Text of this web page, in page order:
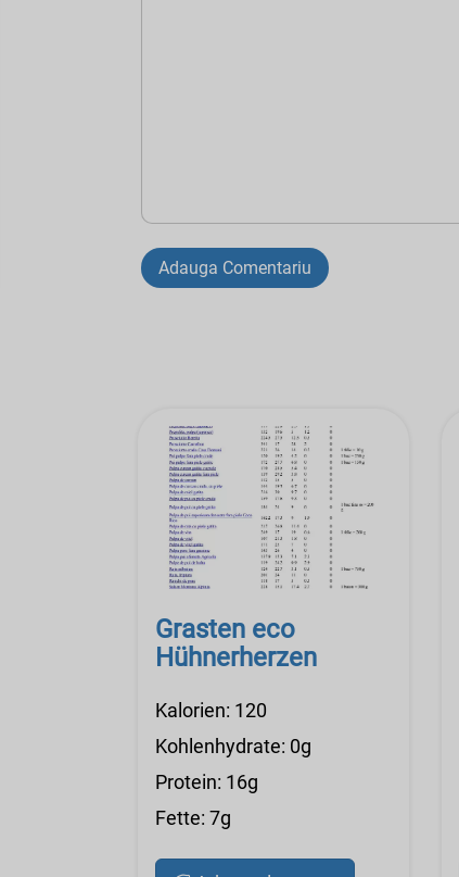
Adauga Comentariu
Grasten eco
Hühnerherzen
Kalorien: 120
Kohlenhydrate: 0g
Protein: 16g
Fette: 7g